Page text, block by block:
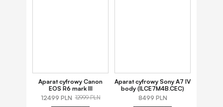
Aparat cyfrowy Canon
EOS R6 mark III
12499 PLN 12999 PLN
Aparat cyfrowy Sony A7 IV
body (ILCE7M4B.CEC)
8499 PLN